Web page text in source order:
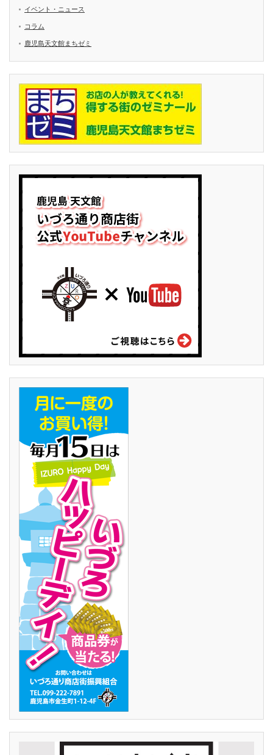
イベント・ニュース
コラム
鹿児島天文館まちゼミ